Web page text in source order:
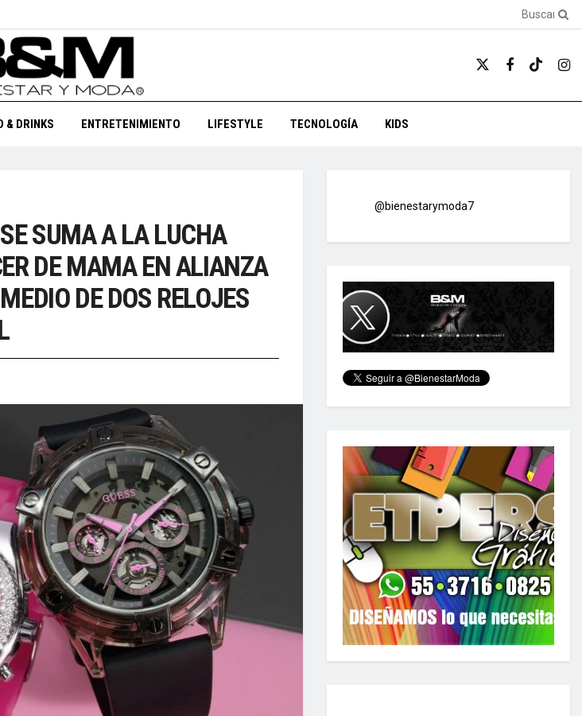
& DRINKS ENTRETENIMIENTO LIFESTYLE TECNOLOGÍA KIDS
SUMA A LA LUCHA
DE MAMA EN ALIANZA
DE DOS RELOJES
@bienestarymoda7